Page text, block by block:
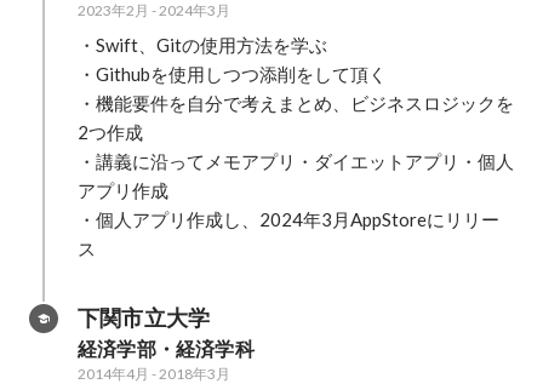
2023年2月 -2024年3月
・Swift、Gitの使用方法を学ぶ
・Githubを使用しつつ添削をして頂く
・機能要件を自分で考えまとめ、ビジネスロジックを
2つ作成
・講義に沿ってメモアプリ・ダイエットアプリ・個人
アプリ作成
・個人アプリ作成し、2024年3月AppStoreにリリー
下関市立大学
経済学部・経済学科
2014年4月 -2018年3月